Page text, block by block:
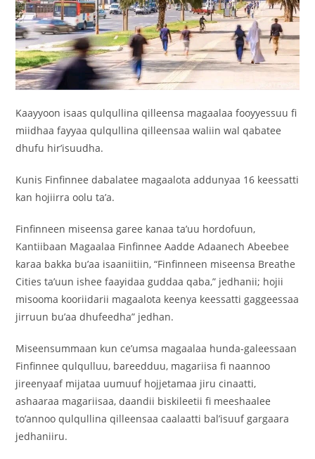
Kaayyoon isaas qulqullina qilleensa magaalaa fooyyessuu fi
miidhaa fayyaa qulqullina qilleensaa waliin wal qabatee
dhufu hir’isuudha.
Kunis Finfinnee dabalatee magaalota addunyaa 16 keessatti
kan hojiirra oolu ta’a.
Finfinneen miseensa garee kanaa ta’uu hordofuun,
Kantiibaan Magaalaa Finfinnee Aadde Adaanech Abeebee
karaa bakka bu’aa isaaniitiin, “Finfinneen miseensa Breathe
Cities ta’uun ishee faayidaa guddaa qaba,” jedhanii; hojii
misooma kooriidarii magaalota keenya keessatti gaggeessaa
jirruun bu’aa dhufeedha” jedhan.
Miseensummaan kun ce’umsa magaalaa hunda-galeessaan
Finfinnee qulqulluu, bareedduu, magariisa fi naannoo
jireenyaaf mijataa uumuuf hojjetamaa jiru cinaatti,
ashaaraa magariisaa, daandii biskileetii fi meeshaalee
to’annoo qulqullina qilleensaa caalaatti bal’isuuf gargaara
jedhaniiru.